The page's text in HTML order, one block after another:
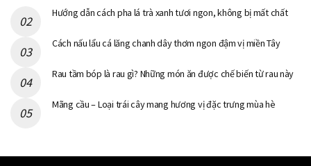
Hướng dẫn cách pha lá trà xanh tươi ngon, không bị mất chất
Cách nấu lẩu cá lăng chanh dây thơm ngon đậm vị miền Tây
Rau tầm bóp là rau gì? Những món ăn được chế biến từ rau này
Mãng cầu – Loại trái cây mang hương vị đặc trưng mùa hè